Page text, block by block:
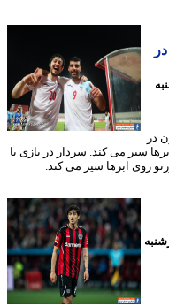
می کند. سردار در بازی با